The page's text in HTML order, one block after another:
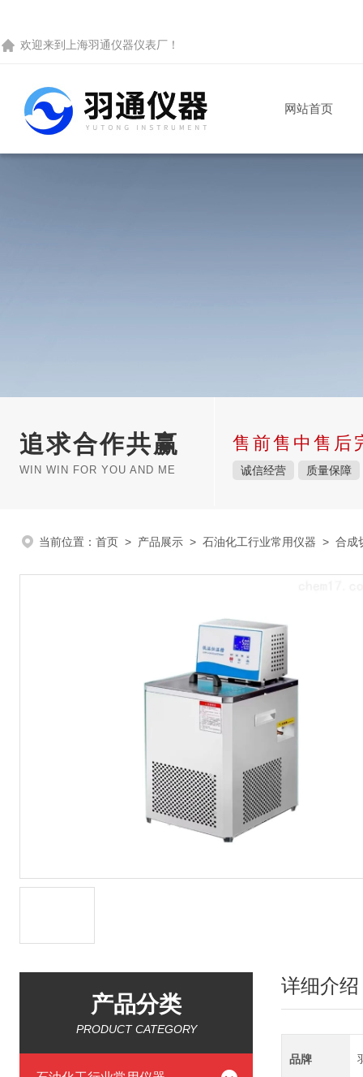
欢迎来到 上海羽通仪器仪表厂 ！
网站首页
追求合作共赢
WIN WIN FOR YOU AND ME
售前售中售后
诚信经营 质量保障
当前位置： 首页 > 产品展示 > 石油化工行业常用仪器 > 合成
产品分类
PRODUCT CATEGORY
详细介绍
品牌